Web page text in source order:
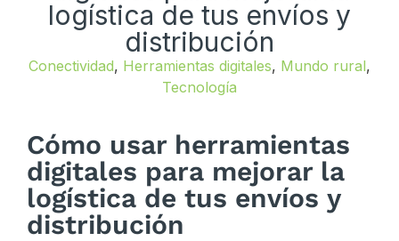
logística de tus envíos y
distribución
Conectividad, Herramientas digitales, Mundo rural,
Tecnología
Cómo usar herramientas
digitales para mejorar la
logística de tus envíos y
distribución